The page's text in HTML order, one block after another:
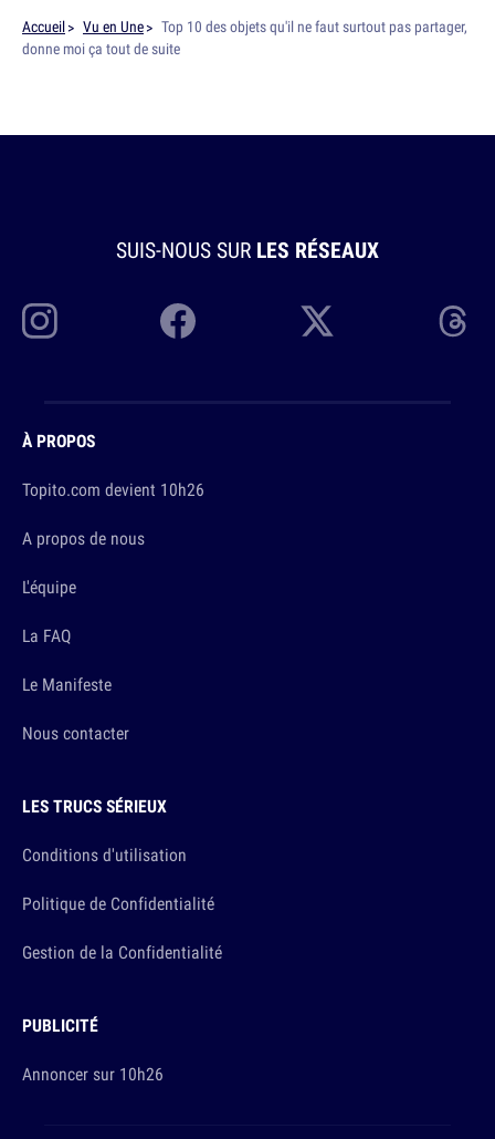
Accueil Vu en Une
Top 10 des objets qu'il ne faut surtout pas partager,
donne moi ça tout de suite
SUIS-NOUS SUR LES RÉSEAUX
À PROPOS
Topito.com devient 10h26
A propos de nous
L'équipe
La FAQ
Le Manifeste
Nous contacter
LES TRUCS SÉRIEUX
Conditions d'utilisation
Politique de Confidentialité
Gestion de la Confidentialité
PUBLICITÉ
Annoncer sur 10h26